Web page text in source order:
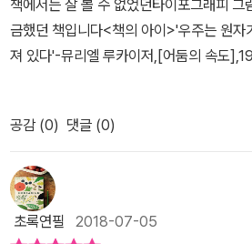
~ 책 면지입니다!!고전 문학 작품의 이름
있네요. 여기 쓰여 있는 책들이 이 그림책
는 상상의 힘으로 낱말들로 구성된 바다
말대로 타이포그래피로 된 부분을 다 읽어
데문장이 잘린 부분도 있고 자음과 모음
한 걸 보니꼭 읽어야 하는 부분은 아닌 것
에 띄는 건 볼드체로 되어 있는 부분이네요
5소년 표류기피터 팬 걸리버 여행기 등공
곤해요.. 책을 자세히 살펴보면 걸리버여행
모자 등 우리가 많이 알고 있는세계명작들
줄 적혀 있어요... 아직 명작을 접하지 않은
는 선에서 책을 보여줬어요~~ 소녀와 소
고 숨바꼭질 하는듯한 모습을 봤는데 ...알
책 내용에 맞게 '유령의 성에 사는 괴물에
내용은바로 [프랑케슈타인]책을 풀어놓은
림을 그린게 바로 타이포그래피의 특징인
책에서는 잘 볼 수 없었던타이포그래피 그
금했던 책입니다<책의 아이>​​​​'우주는 원자
져 있다'-뮤리엘 루카이저,[어둠의 속도
에서 한 여자 아이가 왔습니다책의 아이.​ '
체 이건 무슨 글일까?'읽는 내내 감탄!!!!책
바다 위를 떠다니고,낱말의 바다를 여행하
글자가 파도가 되고 바다가 되고,산이 되고
께 이야기 세상을 여행하다가가끔은 유령
다니기도 하지만책 속에는 상상할 수 없을
공감 (0) 댓글 (0)
초록연필 2018-07-05